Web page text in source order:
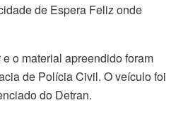
de Espera Feliz onde
o material apreendido foram
de Polícia Civil. O veículo foi
do Detran.